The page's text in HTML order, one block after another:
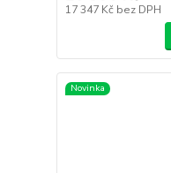
17 347 Kč bez DPH
Novinka